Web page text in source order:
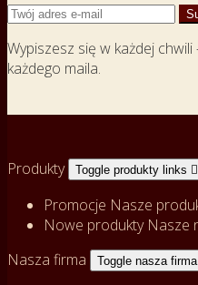
Wypiszesz się w każdej
każdego maila.
Produkty Toggle produkty links 
Promocje Nasze
Nowe produkty Nasze
Nasza firma
Toggle nasza